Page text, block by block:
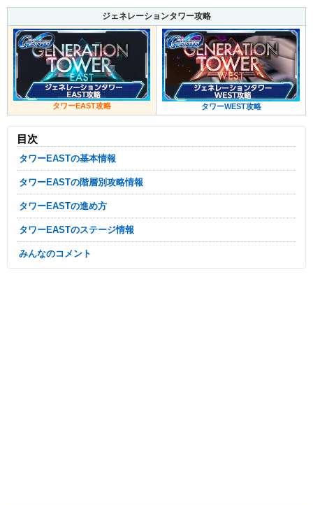
ジェネレーションタワー攻略
タワーEAST攻略 タワーWEST攻略
目次
タワーEASTの基本情報
タワーEASTの階層別攻略情報
タワーEASTの進め方
タワーEASTのステージ情報
みんなのコメント